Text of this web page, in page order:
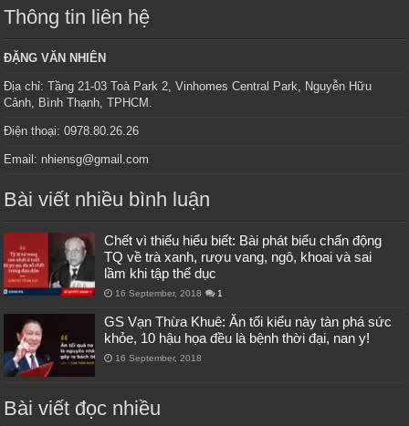
Thông tin liên hệ
ĐẶNG VĂN NHIÊN
Địa chỉ: Tầng 21-03 Toà Park 2, Vinhomes Central Park, Nguyễn Hữu
Cảnh, Bình Thạnh, TPHCM.
Điện thoại: 0978.80.26.26
Email: nhiensg@gmail.com
Bài viết nhiều bình luận
Chết vì thiếu hiểu biết: Bài phát biểu chấn động
TQ về trà xanh, rượu vang, ngô, khoai và sai
lầm khi tập thể dục
16 September, 2018 1
GS Vạn Thừa Khuê: Ăn tối kiểu này tàn phá sức
khỏe, 10 hậu họa đều là bệnh thời đại, nan y!
16 September, 2018
Bài viết đọc nhiều